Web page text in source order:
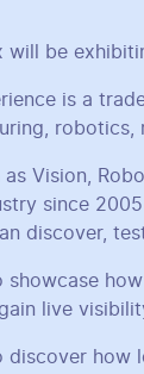
will be
is a
robotics,
as Vision,
since
discover,
showcase
live
discover how